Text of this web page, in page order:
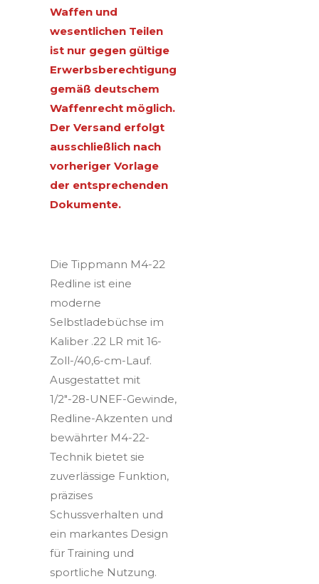
Waffen und
wesentlichen Teilen
ist nur gegen gültige
Erwerbsberechtigung
gemäß deutschem
Waffenrecht möglich.
Der Versand erfolgt
ausschließlich nach
vorheriger Vorlage
der entsprechenden
Dokumente.
Die Tippmann M4-22
Redline ist eine
moderne
Selbstladebüchse im
Kaliber .22 LR mit 16-
Zoll-/40,6-cm-Lauf.
Ausgestattet mit
1/2"-28-UNEF-Gewinde,
Redline-Akzenten und
bewährter M4-22-
Technik bietet sie
zuverlässige Funktion,
präzises
Schussverhalten und
ein markantes Design
für Training und
sportliche Nutzung.